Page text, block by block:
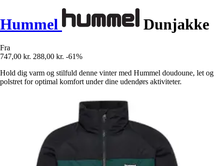
Hummel Dunjakke
Fra
747,00 kr. 288,00 kr. -61%
Hold dig varm og stilfuld denne vinter med Hummel doudoune, let og
polstret for optimal komfort under dine udendørs aktiviteter.